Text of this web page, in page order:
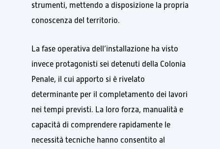
strumenti, mettendo a disposizione la propria
conoscenza del territorio.
La fase operativa dell’installazione ha visto
invece protagonisti sei detenuti della Colonia
Penale, il cui apporto si è rivelato
determinante per il completamento dei lavori
nei tempi previsti. La loro forza, manualità e
capacità di comprendere rapidamente le
necessità tecniche hanno consentito al